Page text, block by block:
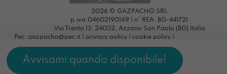
2026 © GAZPACHO SRL
p.iva:04602190169 | n° REA: BG-441721
Via Trento 13, 24052, Azzano San Paolo (BG) Italia
Pec: gazpacho@pec.it | privacy policy cookie policy
preferenze cookies